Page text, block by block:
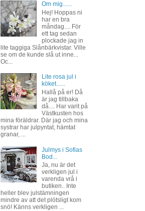
Om mig......
Hej! Hoppas ni
har en bra
måndag.... För
ett tag sedan
plockade jag in
lite taggiga Slånbärkvistar. Ville
se om de kunde slå ut inne...
Oc...
Lite rosa jul i
köket......
Hallå på er! Då
är jag tillbaka
då.... Har varit på
Västkusten hos
mina föräldrar. Där jag och mina
systrar har julpyntat, hämtat
granar, ...
Julmys i Sofias
Bod...
Ja, nu är det
verkligen jul i
varenda vrå i
butiken.. Inte
heller blev julstämningen
mindre av att det plötsligt kom
snö! Känns verkligen ...